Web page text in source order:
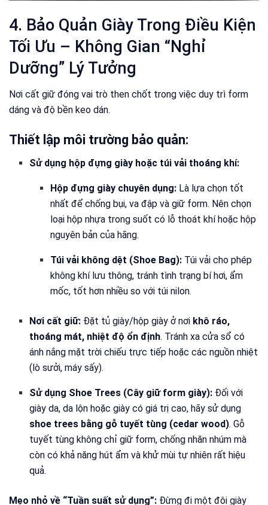
4. Bảo Quản Giày Trong Điều Kiện
Tối Ưu – Không Gian “Nghỉ
Dưỡng” Lý Tưởng
Nơi cất giữ đóng vai trò then chốt trong việc duy trì form
dáng và độ bền keo dán.
Thiết lập môi trường bảo quản:
Sử dụng hộp đựng giày hoặc túi vải thoáng khí:
Hộp đựng giày chuyên dụng:Là lựa chọn tốt
nhất để chống bụi, va đập và giữ form. Nên chọn
loại hộp nhựa trong suốt có lỗ thoát khí hoặc hộp
nguyên bản của hãng.
Túi vải không dệt (Shoe Bag):Túi vải cho phép
không khí lưu thông, tránh tình trạng bí hơi, ẩm
mốc, tốt hơn nhiều so với túi nilon.
Nơi cất giữ: Đặt tủ giày/hộp giày ở nơi khô ráo,
thoáng mát, nhiệt độ ổn định. Tránh xa cửa sổ có
ánh nắng mặt trời chiếu trực tiếp hoặc các nguồn nhiệt
(lò sưởi, máy sấy).
Sử dụng Shoe Trees (Cây giữ form giày): Đối với
giày da, da lộn hoặc giày có giá trị cao, hãy sử dụng
shoe trees bằng gỗ tuyết tùng (cedar wood). Gỗ
tuyết tùng không chỉ giữ form, chống nhăn nhúm mà
còn có khả năng hút ẩm và khử mùi tự nhiên rất hiệu
quả.
Mẹo nhỏ về “Tuần suất sử dụng”: Đừng đi một đôi giày